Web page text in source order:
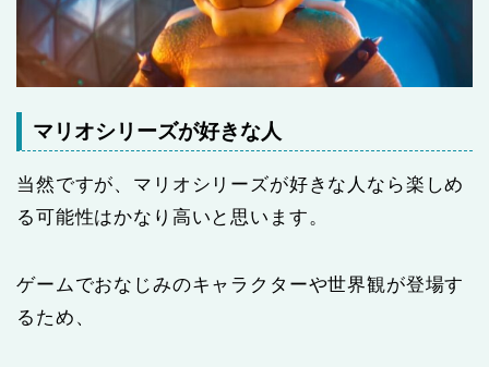
マリオシリーズが好きな人
当然ですが、マリオシリーズが好きな人なら楽しめ
る可能性はかなり高いと思います。
ゲームでおなじみのキャラクターや世界観が登場す
るため、